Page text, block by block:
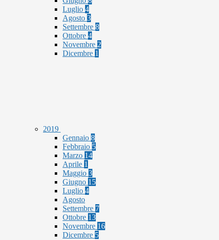
Luglio 4
Agosto 3
Settembre 8
Ottobre 4
Novembre 2
Dicembre 1
2019
Gennaio 8
Febbraio 5
Marzo 14
Aprile 1
Maggio 3
Giugno 15
Luglio 4
Agosto
Settembre 7
Ottobre 13
Novembre 16
Dicembre 5